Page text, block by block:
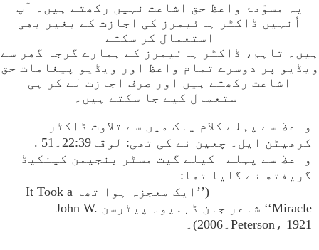
یہ مسوّدۂ واعظ حق اشاعت نہیں رکھتے ہیں۔ آپ
اُنہیں ڈاکٹر ہائیمرز کی اجازت کے بغیر بھی
استعمال کر سکتے
ہیں۔ تاہم، ڈاکٹر ہائیمرز کے ہمارے گرجہ گھر سے
ویڈیو پر دوسرے تمام واعظ اور ویڈیو پیغامات حق
اشاعت رکھتے ہیں اور صرف اجازت لے کر ہی
استعمال کیے جا سکتے ہیں۔
واعظ سے پہلے کلام پاک میں سے تلاوت ڈاکٹر
کرھیٹن ایل۔ چعین نے کی تھی: لوقا22:39۔51 .
واعظ سے پہلے اکیلے گیت مسٹر بنجیمن کینکیڈ
گریفتھ نے گایا تھا:
(’’ایک معجزہ ہوا تھا It Took a
Miracle‘‘ شاعر جان ڈبلیو۔ پیٹرسن John W.
Peterson، 1921۔2006)۔